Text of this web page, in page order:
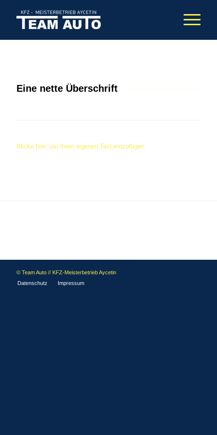
Eine nette Überschrift
Klicke hier, um Ihren eigenen Text einzufügen
© Team Auto // KFZ-Meisterbetrieb Aycetin
Datenschutz
Impressum